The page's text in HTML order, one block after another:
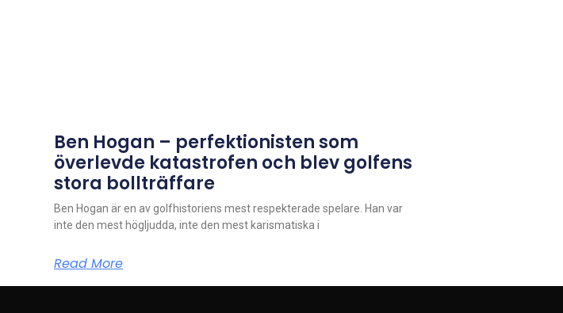
Ben Hogan – perfektionisten som
överlevde katastrofen och blev golfens
stora bollträffare
Ben Hogan är en av golfhistoriens mest respekterade spelare. Han var
inte den mest högljudda, inte den mest karismatiska i
Read More